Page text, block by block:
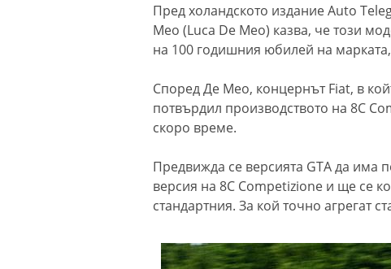
Пред холандското издание Auto
Мео (Luca De Meo) казва, че този
на 100 годишния юбилей на
Според Де Мео, концернът Fiat, в
потвърдил производството на 8C
скоро време.
Предвижда се версията GTA да има
версия на 8С Competizione и ще се
стандартния. За кой точно агрегат